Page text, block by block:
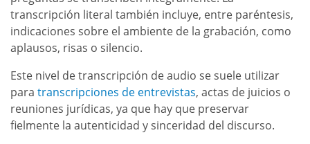
transcripción literal también incluye, entre paréntesis,
indicaciones sobre el ambiente de la grabación, como
aplausos, risas o silencio.
Este nivel de transcripción de audio se suele utilizar
para transcripciones de entrevistas, actas de juicios o
reuniones jurídicas, ya que hay que preservar
fielmente la autenticidad y sinceridad del discurso.